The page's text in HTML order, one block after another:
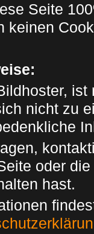
Seite
keinen
nicht zu
oder
hast.